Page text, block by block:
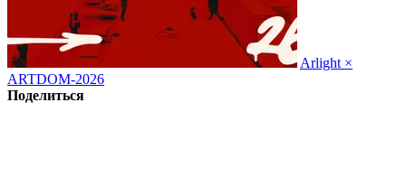
Arlight ×
ARTDOM-2026
Поделиться